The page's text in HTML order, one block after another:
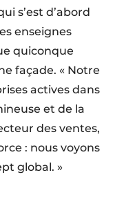
égouttage
s’est d’abord
enseignes
quiconque
façade. « Notre
actives dans
et de la
des ventes,
: nous voyons
global. »